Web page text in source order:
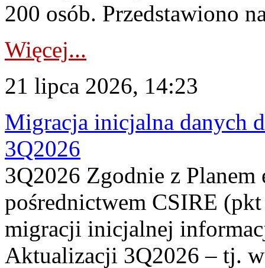
200 osób. Przedstawiono
Więcej...
21 lipca 2026, 14:23
Migracja inicjalna danych
3Q2026
3Q2026 Zgodnie z
pośrednictwem CSIRE
migracji inicjalnej
Aktualizacji 3Q2026 – tj.